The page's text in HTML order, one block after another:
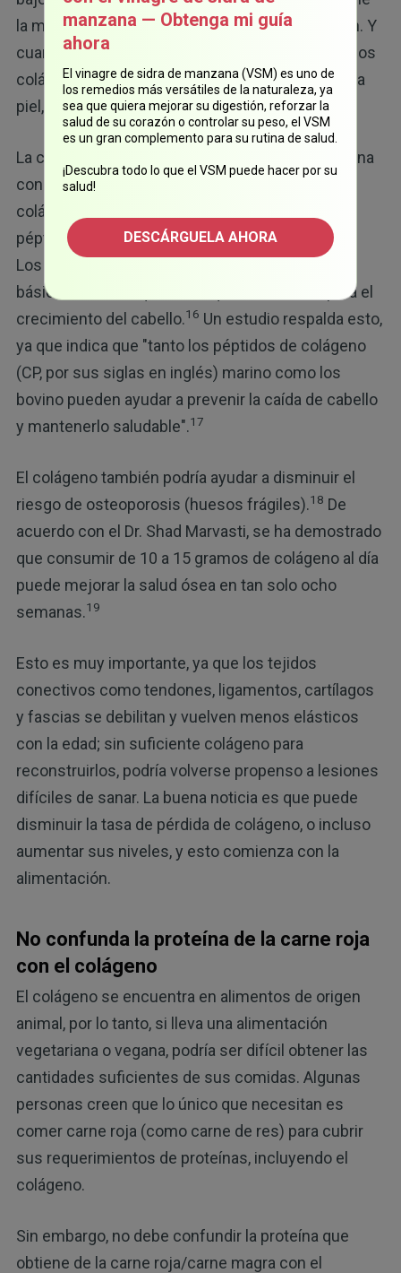
la mitad del colágeno que tenía cuando era joven. Y
cuando llegue a los 80, tendrá cuatro veces menos
colágeno; entonces, notará cambios no sólo en la
piel, sino también en otras áreas de su salud.
La caída de cabello es otro efecto que se relaciona
con niveles deficientes de colágeno. Cuando el
colágeno entra al cuerpo, lo descompone en
péptidos para que el intestino pueda absorberlo.
Los péptidos se transforman en componentes
básicos, como la queratina, que es esencial para el
crecimiento del cabello.16 Un estudio respalda esto,
ya que indica que "tanto los péptidos de colágeno
(CP, por sus siglas en inglés) marino como los
bovino pueden ayudar a prevenir la caída de cabello
y mantenerlo saludable".17
El colágeno también podría ayudar a disminuir el
riesgo de osteoporosis (huesos frágiles).18 De
acuerdo con el Dr. Shad Marvasti, se ha demostrado
que consumir de 10 a 15 gramos de colágeno al día
puede mejorar la salud ósea en tan solo ocho
semanas.19
Esto es muy importante, ya que los tejidos
conectivos como tendones, ligamentos, cartílagos
y fascias se debilitan y vuelven menos elásticos
con la edad; sin suficiente colágeno para
reconstruirlos, podría volverse propenso a lesiones
difíciles de sanar. La buena noticia es que puede
disminuir la tasa de pérdida de colágeno, o incluso
aumentar sus niveles, y esto comienza con la
alimentación.
No confunda la proteína de la carne roja
con el colágeno
El colágeno se encuentra en alimentos de origen
animal, por lo tanto, si lleva una alimentación
vegetariana o vegana, podría ser difícil obtener las
cantidades suficientes de sus comidas. Algunas
personas creen que lo único que necesitan es
comer carne roja (como carne de res) para cubrir
sus requerimientos de proteínas, incluyendo el
colágeno.
Sin embargo, no debe confundir la proteína que
obtiene de la carne roja/carne magra con el
manzana — Obtenga mi guía
ahora
El vinagre de sidra de manzana (VSM) es uno de
los remedios más versátiles de la naturaleza, ya
sea que quiera mejorar su digestión, reforzar la
salud de su corazón o controlar su peso, el VSM
es un gran complemento para su rutina de salud.
¡Descubra todo lo que el VSM puede hacer por su
salud!
DESCÁRGUELA AHORA